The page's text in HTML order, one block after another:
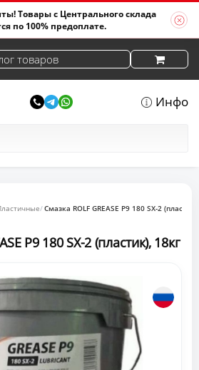
Товары с Центрального склада
по 100% предоплате.
товаров
Инфо
Смазка ROLF GREASE P9 180 SX-2
P9 180 SX-2 (пластик), 18кг